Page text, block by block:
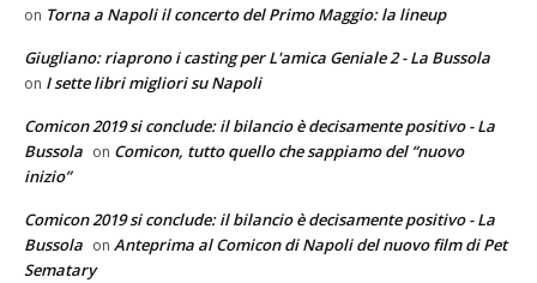
on Torna a Napoli il concerto del Primo Maggio: la lineup
Giugliano: riaprono i casting per L'amica Geniale 2 - La Bussola
on I sette libri migliori su Napoli
Comicon 2019 si conclude: il bilancio è decisamente positivo - La
Bussola on Comicon, tutto quello che sappiamo del “nuovo
inizio”
Comicon 2019 si conclude: il bilancio è decisamente positivo - La
Bussola on Anteprima al Comicon di Napoli del nuovo film di Pet
Sematary